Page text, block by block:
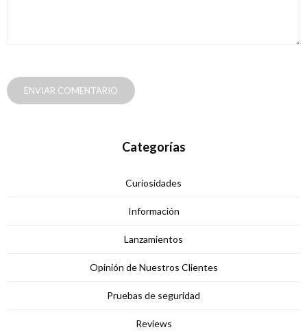
ENVIAR COMENTARIO
Categorías
Curiosidades
Información
Lanzamientos
Opinión de Nuestros Clientes
Pruebas de seguridad
Reviews